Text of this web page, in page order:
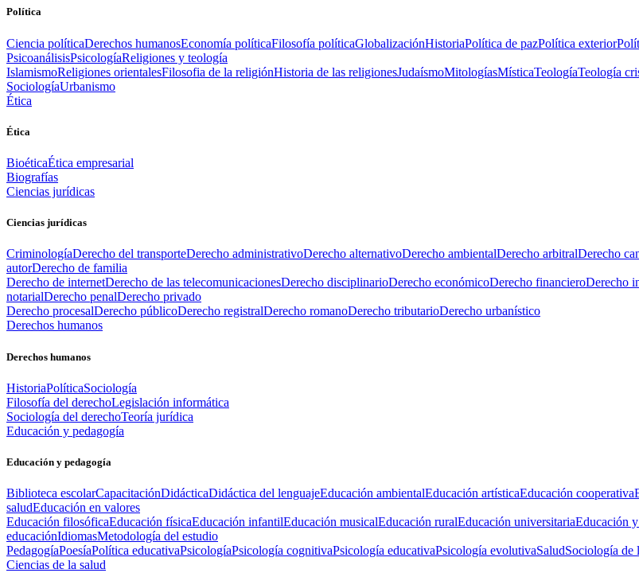
Política
Ciencia políticaDerechos humanosEconomía políticaFilosofía políticaGlobalizaciónHistoriaPolítica de pazPolítica exterior
PsicoanálisisPsicologíaReligiones y teología
IslamismoReligiones orientalesFilosofia de la religiónHistoria de las religionesJudaísmoMitologíasMísticaTeologíaTeología
SociologíaUrbanismo
Ética
Ética
BioéticaÉtica empresarial
Biografías
Ciencias jurídicas
Ciencias jurídicas
CriminologíaDerecho del transporteDerecho administrativoDerecho alternativoDerecho ambientalDerecho arbitralDerecho
autorDerecho de familia
Derecho de internetDerecho de las telecomunicacionesDerecho disciplinarioDerecho económicoDerecho financieroDerecho
notarialDerecho penalDerecho privado
Derecho procesalDerecho públicoDerecho registralDerecho romanoDerecho tributarioDerecho urbanístico
Derechos humanos
Derechos humanos
HistoriaPolíticaSociología
Filosofía del derechoLegislación informática
Sociología del derechoTeoría jurídica
Educación y pedagogía
Educación y pedagogía
Biblioteca escolarCapacitaciónDidácticaDidáctica del lenguajeEducación ambientalEducación artísticaEducación cooperativa
saludEducación en valores
Educación filosóficaEducación físicaEducación infantilEducación musicalEducación ruralEducación universitariaEducación
educaciónIdiomasMetodología del estudio
PedagogíaPoesíaPolítica educativaPsicologíaPsicología cognitivaPsicología educativaPsicología evolutivaSaludSociología de
Ciencias de la salud